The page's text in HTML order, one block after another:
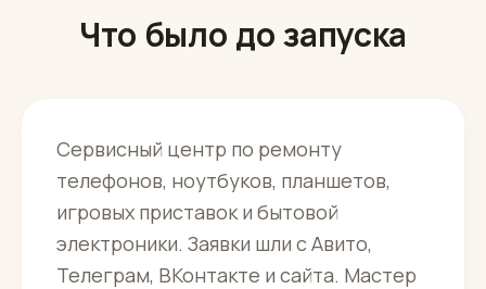
Что было до запуска
Сервисный центр по ремонту
телефонов, ноутбуков, планшетов,
игровых приставок и бытовой
электроники. Заявки шли с Авито,
Телеграм, ВКонтакте и сайта. Мастер